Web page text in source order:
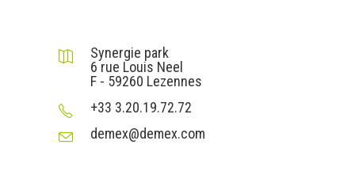
Synergie park
6 rue Louis Neel
F - 59260 Lezennes
+33 3.20.19.72.72
demex@demex.com